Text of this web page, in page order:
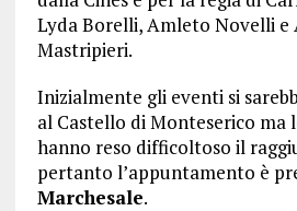
Lyda Borelli, Amleto Novelli e
Mastripieri.
Inizialmente gli eventi si
al Castello di Monteserico ma
hanno reso difficoltoso il
pertanto l’appuntamento è
Marchesale.